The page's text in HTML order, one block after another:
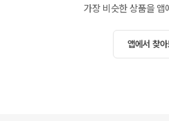
가장 비슷한 상품을 앱
앱에서 찾아